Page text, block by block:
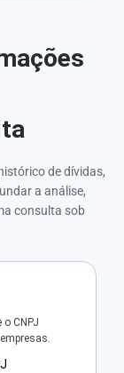
de dívidas,
a análise,
consulta sob
CNPJ